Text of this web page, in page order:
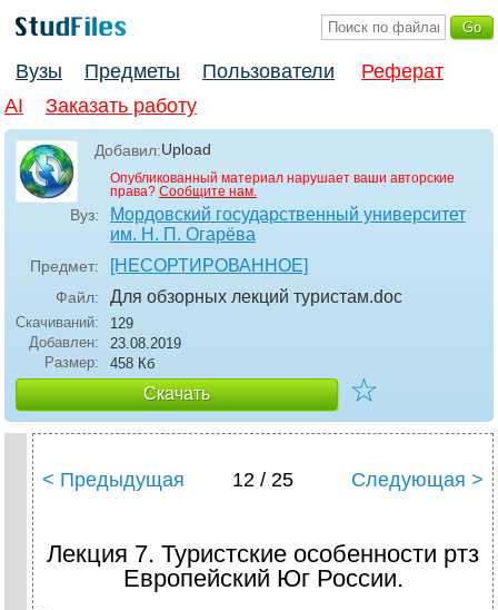
Вузы Предметы Пользователи
Реферат
AI
Заказать работу
Добавил:Upload
Опубликованный материал нарушает ваши авторские
права? Сообщите нам.
Вуз:
Мордовский государственный университет
им. Н. П. Огарёва
Предмет: [НЕСОРТИРОВАННОЕ]
Файл: Для обзорных лекций туристам.doc
Скачиваний:
129
Добавлен:
23.08.2019
Размер:
458 Кб
Скачать ☆
< Предыдущая 12 / 25 Следующая >
Лекция 7. Туристские особенности ртз
Европейский Юг России.